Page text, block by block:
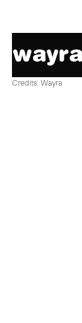
Credits: Wayra